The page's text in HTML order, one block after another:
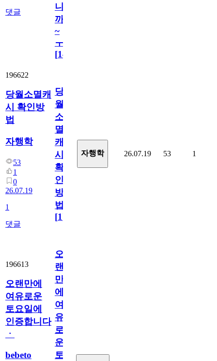
댓글
니
까
~
ㅜ
[14
196622
당월소멸캐
시 확인방
법
자행학
53
1
0
26.07.19
1
댓글
당
월
소
멸
캐
시
확
인
방
법
[1]
자행학 26.07.19 53 1
196613
오랜만에
여유로운
토요일에
인증합니다
ㆍ
bebeto
오
랜
만
에
여
유
로
운
토